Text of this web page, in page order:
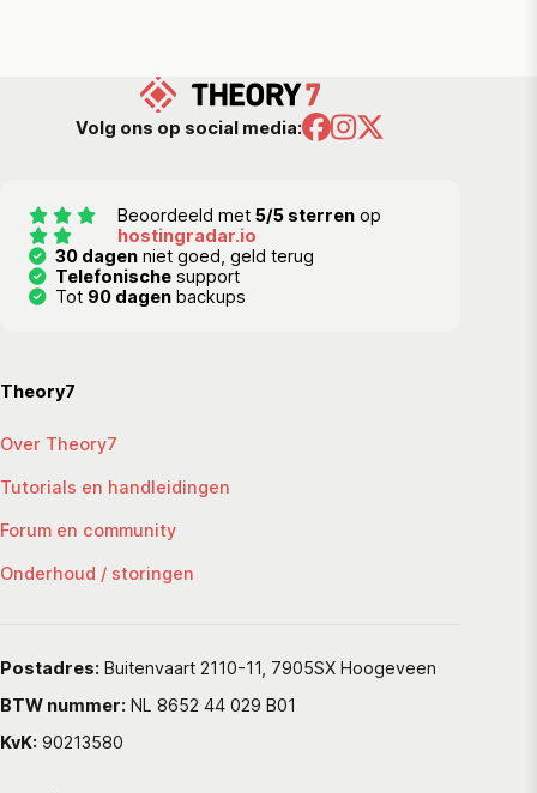
Volg ons op social media:
Beoordeeld met 5/5 sterrenop
hostingradar.io
30 dagen niet goed, geld terug
Telefonische support
Tot 90 dagen backups
Theory7
Over Theory7
Tutorials en handleidingen
Forum en community
Onderhoud / storingen
Postadres: Buitenvaart 2110-11, 7905SX Hoogeveen
BTW nummer: NL 8652 44 029 B01
KvK: 90213580